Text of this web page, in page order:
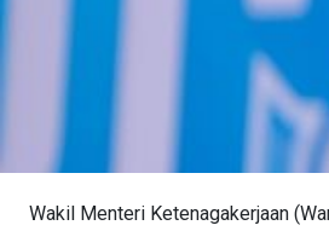
Wakil Menteri Ketenagakerjaan